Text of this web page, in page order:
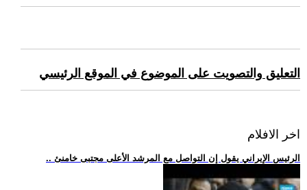
التعليق والتصويت على الموضوع في الموقع الرئيسي
اخر الافلام
.. الرئيس الإيراني يقول إن التواصل مع المرشد الأعلى مجتبى خامنئ